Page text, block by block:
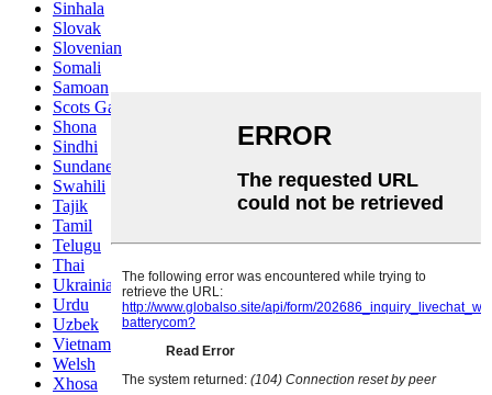
Sinhala
Slovak
Slovenian
Somali
Samoan
Scots Gaelic
Shona
Sindhi
Sundanese
Swahili
Tajik
Tamil
Telugu
Thai
Ukrainian
Urdu
Uzbek
Vietnamese
Welsh
Xhosa